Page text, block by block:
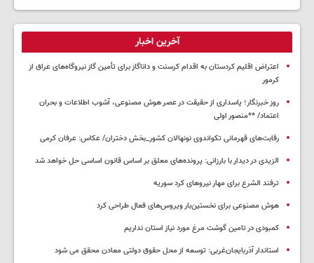
آخرین اخبار
اعتراض اقلیم کردستان به اقدام کرسنت و داناگاز برای تأمین گاز نیروگاه‌های عراق از
کرمور
روز خبرنگار؛ پاسداری از حقیقت در عصر هوش مصنوعی، آشوب اطلاعات و بحران
اعتماد/ **منصور اولی
رقابت‌های قهرمانی تکواندوی نونهالان کشور_بخش دختران/ عکاس: عرفان کرمی
الزیدی در دیدار با بارزانی: پرونده‌های معلق بر اساس قانون اساسی حل خواهد شد
ترفند الشرع برای مهار نیروهای کرد سوریه
هوش مصنوعی برای نخستین‌بار ویروس‌های فعال طراحی کرد
کمبودی در تامین گوشت مرغ مورد نیاز استان نداریم
استاندار آذربایجان‌غربی: توسعه از محل حقوق دولتی معادن محقق می شود